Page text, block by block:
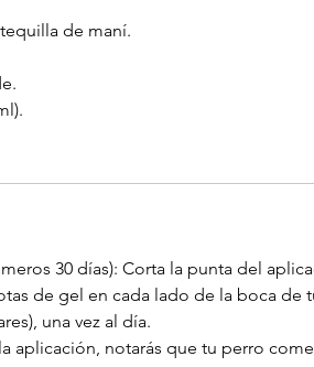
de maní.
30 días): Corta la punta del
de gel en cada lado de la boca de
una vez al día.
aplicación, notarás que tu perro